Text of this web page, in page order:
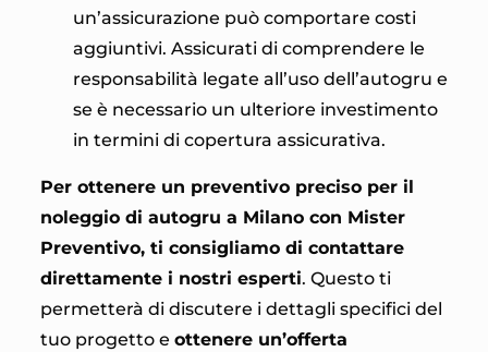
un’assicurazione può comportare costi
aggiuntivi. Assicurati di comprendere le
responsabilità legate all’uso dell’autogru e
se è necessario un ulteriore investimento
in termini di copertura assicurativa.
Per ottenere un preventivo preciso per il
noleggio di autogru a Milano con Mister
Preventivo, ti consigliamo di contattare
direttamente i nostri esperti. Questo ti
permetterà di discutere i dettagli specifici del
tuo progetto e ottenere un’offerta